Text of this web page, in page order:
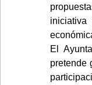
iniciativa
El
pretende